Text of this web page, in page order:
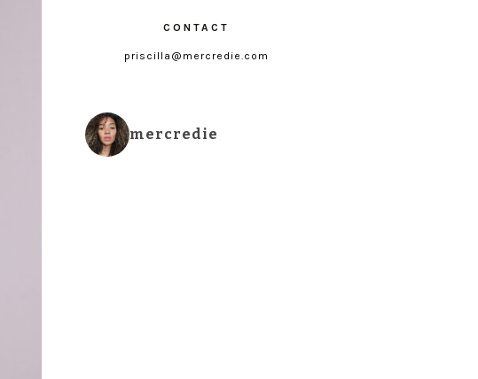
CONTACT
priscilla@mercredie.com
mercredie